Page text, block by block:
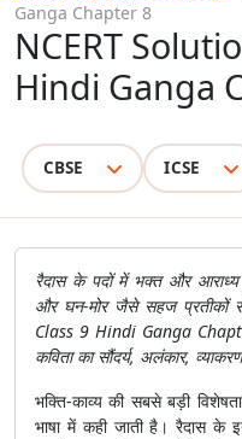
Ganga Chapter 8
NCERT
Hindi Ganga
CBSE ICSE
रैदास के पदों में भक्त और आराध्य
और घन-मोर जैसे सहज
Class 9 Hindi Ganga
कविता का सौंदर्य, अलंकार,
भक्ति-काव्य की सबसे बड़ी
भाषा में कही जाती है। रैदास के